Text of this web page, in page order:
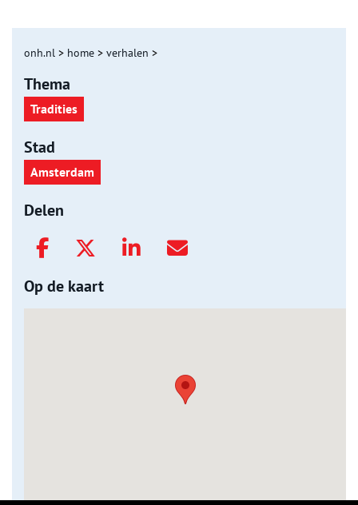
onh.nl > home > verhalen >
Thema
Tradities
Stad
Amsterdam
Delen
Op de kaart